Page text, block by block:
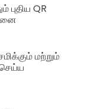
QR
மற்றும்